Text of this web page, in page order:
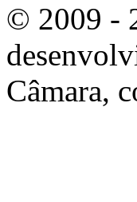
© 2009 -
Câmara,